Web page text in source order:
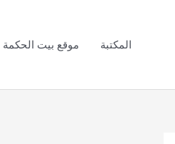
المكتبة موقع بيت الحكمة